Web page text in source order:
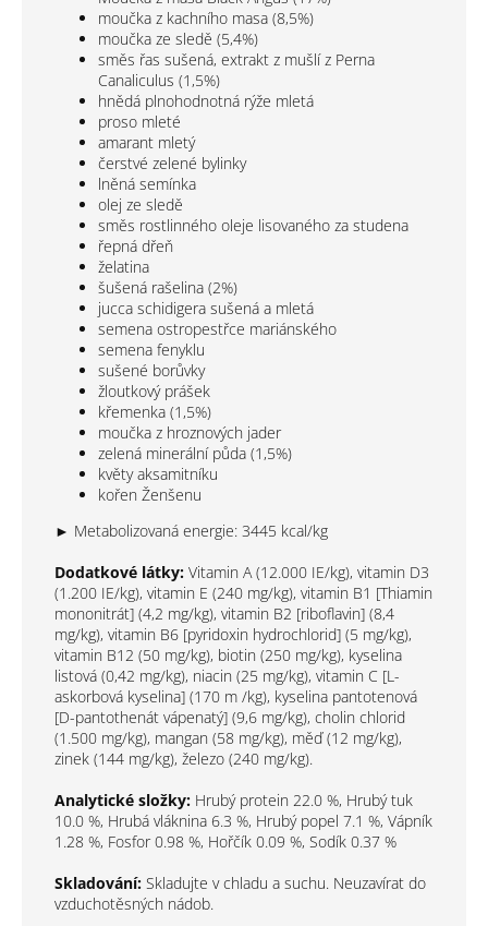
moučka z kachního masa (8,5%)
moučka ze sledě (5,4%)
směs řas sušená, extrakt z mušlí z Perna
Canaliculus (1,5%)
hnědá plnohodnotná rýže mletá
proso mleté
amarant mletý
čerstvé zelené bylinky
lněná semínka
olej ze sledě
směs rostlinného oleje lisovaného za studena
řepná dřeň
želatina
šušená rašelina (2%)
jucca schidigera sušená a mletá
​​semena ostropestřce mariánského
semena fenyklu
sušené borůvky
žloutkový prášek
křemenka (1,5%)
moučka z hroznových jader
zelená minerální půda (1,5%)
květy aksamitníku
kořen Ženšenu
► Metabolizovaná energie: 3445 kcal/kg
Dodatkové látky: Vitamin A (12.000 IE/kg), vitamin D3
(1.200 IE/kg), vitamin E (240 mg/kg), vitamin B1 [Thiamin
mononitrát] (4,2 mg/kg), vitamin B2 [riboflavin] (8,4
mg/kg), vitamin B6 [pyridoxin hydrochlorid] (5 mg/kg),
vitamin B12 (50 mg/kg), biotin (250 mg/kg), kyselina
listová (0,42 mg/kg), niacin (25 mg/kg), vitamin C [L-
askorbová kyselina] (170 m /kg), kyselina pantotenová
[D-pantothenát vápenatý] (9,6 mg/kg), cholin chlorid
(1.500 mg/kg), mangan (58 mg/kg), měď (12 mg/kg),
zinek (144 mg/kg), železo (240 mg/kg).
Analytické složky: Hrubý protein 22.0 %, Hrubý tuk
10.0 %, Hrubá vláknina 6.3 %, Hrubý popel 7.1 %, Vápník
1.28 %, Fosfor 0.98 %, Hořčík 0.09 %, Sodík 0.37 %
Skladování: Skladujte v chladu a suchu. Neuzavírat do
vzduchotěsných nádob.